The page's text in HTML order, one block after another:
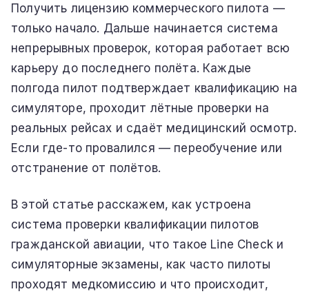
Получить лицензию коммерческого пилота —
только начало. Дальше начинается система
непрерывных проверок, которая работает всю
карьеру до последнего полёта. Каждые
полгода пилот подтверждает квалификацию на
симуляторе, проходит лётные проверки на
реальных рейсах и сдаёт медицинский осмотр.
Если где-то провалился — переобучение или
отстранение от полётов.
В этой статье расскажем, как устроена
система проверки квалификации пилотов
гражданской авиации, что такое Line Check и
симуляторные экзамены, как часто пилоты
проходят медкомиссию и что происходит,